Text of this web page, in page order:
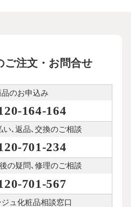
ご注文・お問合せ
品のお申込み
164-164
い､ 返品､交換のご相談
701-234
の疑問､修理のご相談
701-567
ュ化粧品相談窓口